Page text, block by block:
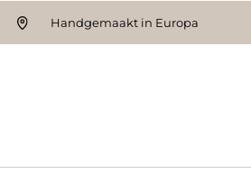
Handgemaakt in Europa